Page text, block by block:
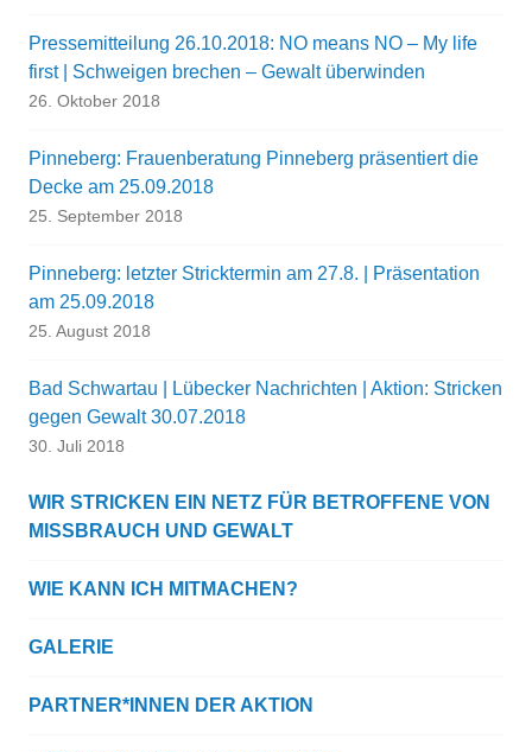
Pressemitteilung 26.10.2018: NO means NO – My life
first | Schweigen brechen – Gewalt überwinden
26. Oktober 2018
Pinneberg: Frauenberatung Pinneberg präsentiert die
Decke am 25.09.2018
25. September 2018
Pinneberg: letzter Stricktermin am 27.8. | Präsentation
am 25.09.2018
25. August 2018
Bad Schwartau | Lübecker Nachrichten | Aktion: Stricken
gegen Gewalt 30.07.2018
30. Juli 2018
WIR STRICKEN EIN NETZ FÜR BETROFFENE VON
MISSBRAUCH UND GEWALT
WIE KANN ICH MITMACHEN?
GALERIE
PARTNER*INNEN DER AKTION